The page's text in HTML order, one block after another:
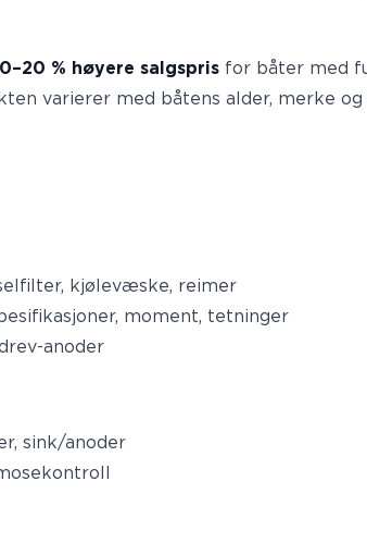
% høyere salgspris for båter med
varierer med båtens alder, merke
kjølevæske, reimer
moment, tetninger
anoder
sink/anoder